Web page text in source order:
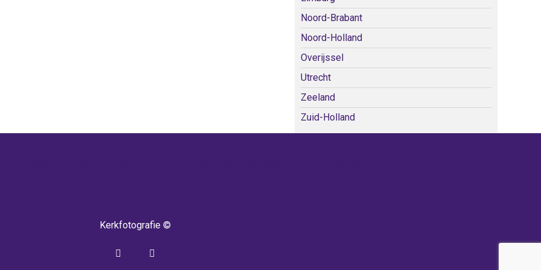
Noord-Brabant
Noord-Holland
Overijssel
Utrecht
Zeeland
Zuid-Holland
Kerkfotografie ©